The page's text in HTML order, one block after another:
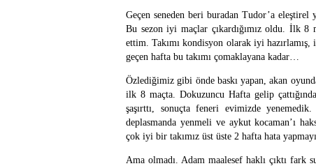
Geçen seneden beri buradan Tudor’a eleştirel
Bu sezon iyi maçlar çıkardığımız oldu. İlk 8
ettim. Takımı kondisyon olarak iyi
geçen hafta bu takımı çomaklayana kadar…
Özlediğimiz gibi önde baskı yapan, akan
ilk 8 maçta. Dokuzuncu Hafta gelip
şaşırttı, sonuçta feneri evimizde
deplasmanda yenmeli ve aykut kocaman’ı
çok iyi bir takımız üst üste 2 hafta hata
Ama olmadı. Adam maalesef haklı çıktı